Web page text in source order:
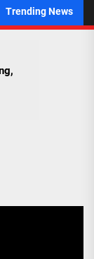
TALK
THRU
Trending News